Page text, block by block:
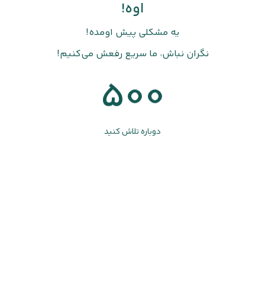
اوه!
یه مشکلی پیش اومده!
نگران نباش، ما سریع رفعش می‌کنیم!
500
دوباره تلاش کنید